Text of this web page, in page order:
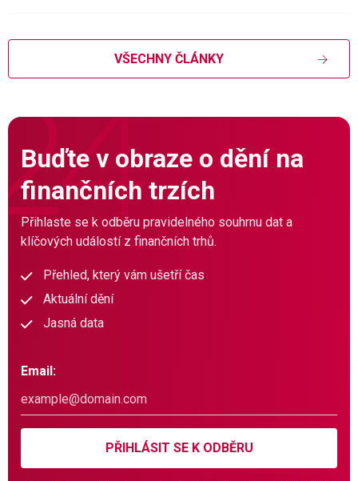
VŠECHNY ČLÁNKY
Buďte v obraze o dění na
finančních trzích
Přihlaste se k odběru pravidelného souhrnu dat a
klíčových událostí z finančních trhů.
Přehled, který vám ušetří čas
Aktuální dění
Jasná data
Email:
PŘIHLÁSIT SE K ODBĚRU